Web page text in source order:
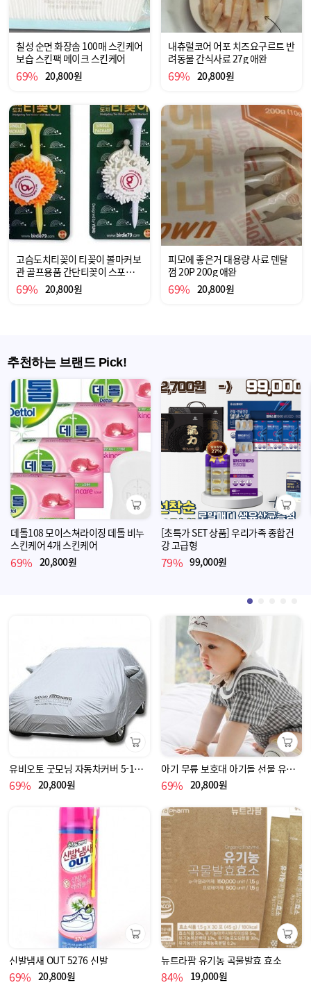
칠성 순면 화장솜 100매 스킨케어
보습 스킨팩 메이크 스킨케어
69% 20,800원
내츄럴코어 어포 치즈요구르트 반
려동물 간식사료 27g 애완
69% 20,800원
고슴도치티꽂이 티꽂이 볼마커보
관 골프용품 간단티꽂이 스포츠용
품 티꽂이 골프
69% 20,800원
피모에 좋은거 대용량 사료 덴탈
껌 20P 200g 애완
69% 20,800원
추천하는 브랜드 Pick!
데톨108 모이스쳐라이징 데톨 비누
스킨케어 4개 스킨케어
69% 20,800원
[초특가 SET 상품] 우리가족 종합건
강 고급형
79% 99,000원
장바구니 장바구니
유비오토 굿모닝 자동차커버 5-1호 중형 차커버 바디 카바 차량용 덮개 커버 자동차 자동차
69% 20,800원
아기 무릎 보호대 아기돌 선물 유아 친구 출산 100일 조카 출산 아동
69% 20,800원
신발냄새 OUT 5276 신발
69% 20,800원
뉴트라팜 유기농 곡물발효 효소
84% 19,000원
장바구니 장바구니
장바구니 장바구니